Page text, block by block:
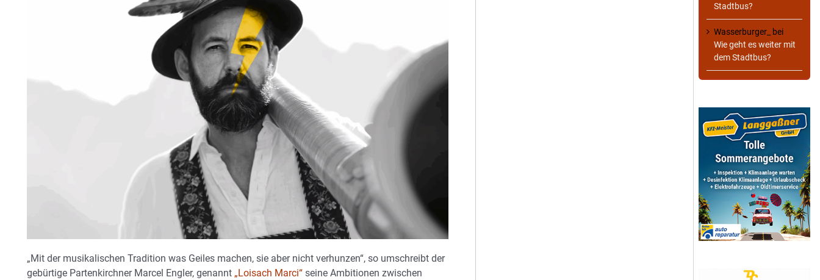
„Mit der musikalischen Tradition was Geiles machen, sie aber nicht verhunzen“, so umschreibt der
gebürtige Partenkirchner Marcel Engler, genannt „Loisach Marci“ seine Ambitionen zwischen
Stadtbus?
Wasserburger_
bei
Wie geht es weiter mit
dem Stadtbus?